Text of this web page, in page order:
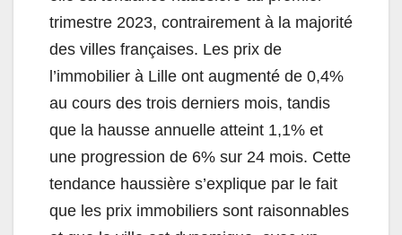
trimestre 2023, contrairement à la majorité
des villes françaises. Les prix de
l’immobilier à Lille ont augmenté de 0,4%
au cours des trois derniers mois, tandis
que la hausse annuelle atteint 1,1% et
une progression de 6% sur 24 mois. Cette
tendance haussière s’explique par le fait
que les prix immobiliers sont raisonnables